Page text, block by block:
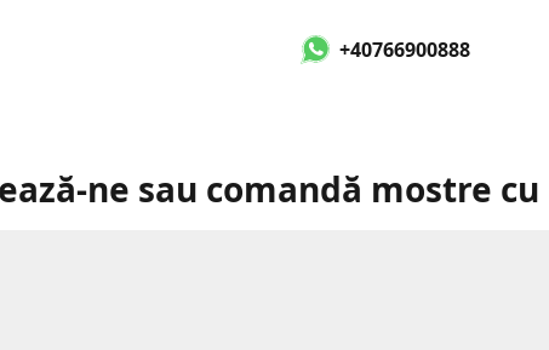
+40766900888
ne sau comandă mostre